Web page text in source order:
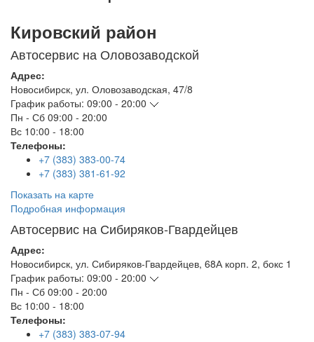
Кировский район
Автосервис на Оловозаводской
Адрес:
Новосибирск, ул. Оловозаводская, 47/8
График работы: 09:00 - 20:00
Пн - Сб 09:00 - 20:00
Вс 10:00 - 18:00
Телефоны:
+7 (383) 383-00-74
+7 (383) 381-61-92
Показать на карте
Подробная информация
Автосервис на Сибиряков-Гвардейцев
Адрес:
Новосибирск, ул. Сибиряков-Гвардейцев, 68А корп. 2, бокс 1
График работы: 09:00 - 20:00
Пн - Сб 09:00 - 20:00
Вс 10:00 - 18:00
Телефоны:
+7 (383) 383-07-94